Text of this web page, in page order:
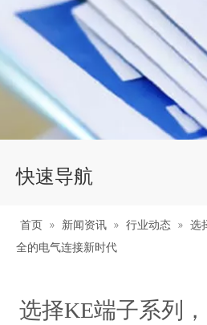
快速导航
首页 » 新闻资讯 » 行业动态 » 选
全的电气连接新时代
选择KE端子系列